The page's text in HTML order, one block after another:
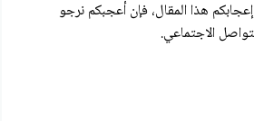
هذا المقال، فإن أعجبكم نرجو
الاجتماعي.